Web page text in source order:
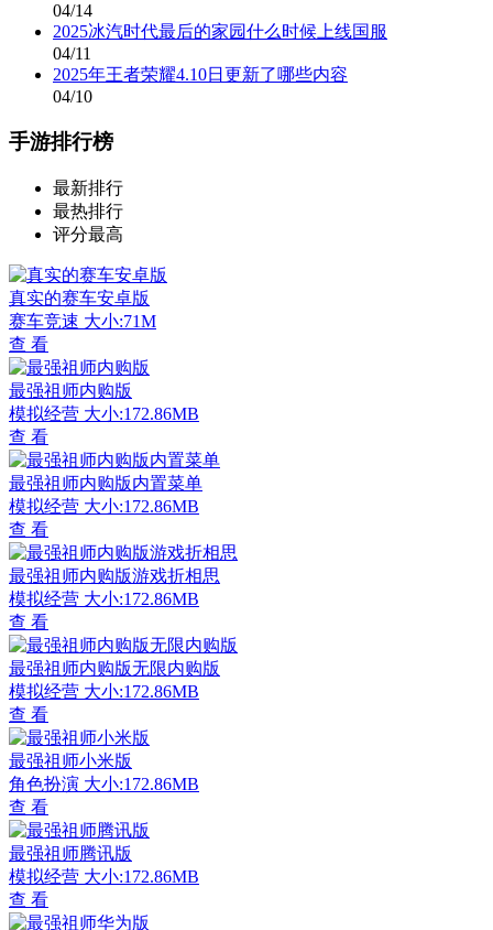
04/14
2025冰汽时代最后的家园什么时候上线国服
04/11
2025年王者荣耀4.10日更新了哪些内容
04/10
手游排行榜
最新排行
最热排行
评分最高
真实的赛车安卓版
赛车竞速 大小:71M
查 看
最强祖师内购版
模拟经营 大小:172.86MB
查 看
最强祖师内购版内置菜单
模拟经营 大小:172.86MB
查 看
最强祖师内购版游戏折相思
模拟经营 大小:172.86MB
查 看
最强祖师内购版无限内购版
模拟经营 大小:172.86MB
查 看
最强祖师小米版
角色扮演 大小:172.86MB
查 看
最强祖师腾讯版
模拟经营 大小:172.86MB
查 看